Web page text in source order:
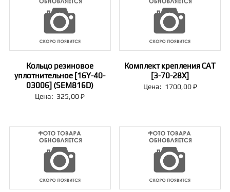
Кольцо резиновое
уплотнительное [16Y-40-
03006] (SEM816D)
Цена: 325,00₽
Комплект крепления CAT
[3-70-28X]
Цена: 1700,00₽